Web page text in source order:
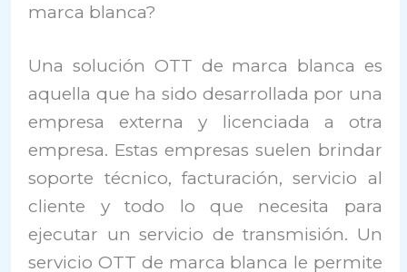
marca blanca?
Una solución OTT de marca blanca es
aquella que ha sido desarrollada por una
empresa externa y licenciada a otra
empresa. Estas empresas suelen brindar
soporte técnico, facturación, servicio al
cliente y todo lo que necesita para
ejecutar un servicio de transmisión. Un
servicio OTT de marca blanca le permite